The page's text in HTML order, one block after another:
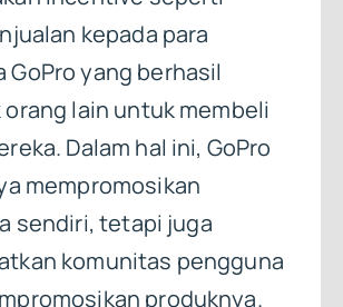
kepada para
GoPro yang berhasil
orang lain untuk membeli
Dalam hal ini, GoPro
mempromosikan
sendiri, tetapi juga
komunitas pengguna
produknya.